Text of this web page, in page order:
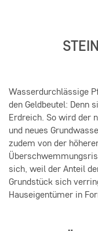
Wasserdurchlässige
den Geldbeutel: Denn
Erdreich. So wird der
und neues
zudem von der
sich, weil der Anteil
Grundstück sich
Hauseigentümer in